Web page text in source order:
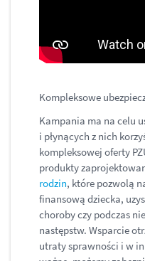
Kompleksowe
Kampania ma na celu
i płynących z nich
kompleksowej oferty
produkty
rodzin, które pozwolą
finansową dziecka,
choroby czy podczas
następstw. Wsparcie
utraty sprawności i w